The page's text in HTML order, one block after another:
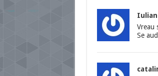
Iulian
Vreau
Se